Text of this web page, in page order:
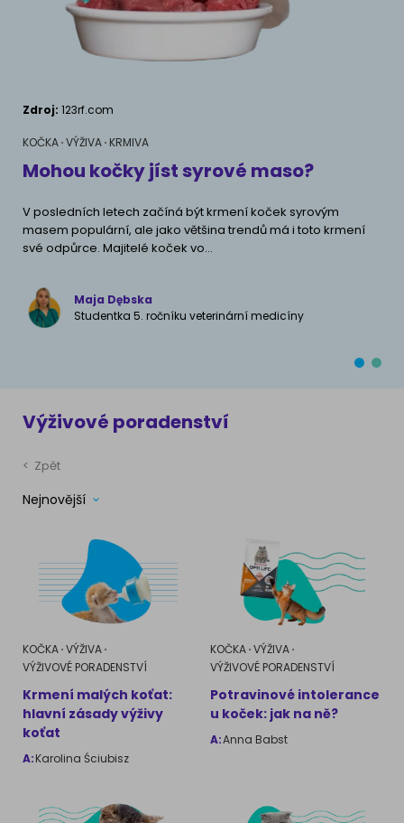
Pamlsky a doplňky stravy
Chování
Školení
MÁM PSA
Jak pochopit psa
Život se psem
PLEMENA PSŮ
Zlatý retrívr
Německý ovčák
Atlas psů
Výživové poradenství
Pamlsky a doplňky stravy
MÁM KOČKU
Jak rozumět kočce
Život s kočkou
Kotě doma
Školení
Příslušenství pro kočky
Ragdoll
Britská krátkosrstá kočka
Bengálská kočka
Kanadský Sphynx
AKVARIJNÍ RYBY
Zdroj: 123rf.com
KOČKA VÝŽIVA KRMIVA
Mohou kočky jíst syrové maso?
V posledních letech začíná být krmení koček syrovým
masem populární, ale jako většina trendů má i toto krmení
své odpůrce. Majitelé koček vo...
Maja Dębska
Studentka 5. ročníku veterinární medicíny
Výživové poradenství
< Zpět
Nejnovější
KOČKA VÝŽIVA
VÝŽIVOVÉ PORADENSTVÍ
Krmení malých koťat:
hlavní zásady výživy
koťat
A:Karolina Ściubisz
KOČKA VÝŽIVA
VÝŽIVOVÉ PORADENSTVÍ
Potravinové intolerance
u koček: jak na ně?
A:Anna Babst